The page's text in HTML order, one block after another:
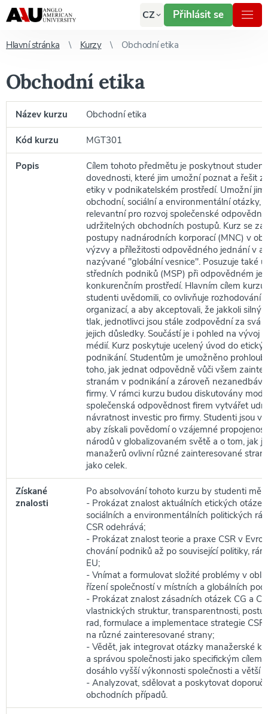
CZ Přihlásit se
Hlavní stránka Kurzy Obchodní etika
Obchodní etika
Název kurzu Obchodní etika
Kód kurzu MGT301
Popis
Cílem tohoto předmětu je poskytnout
dovednosti, které jim umožní poznat a řešit
etiky v podnikatelském prostředí. Umožní
obchodní, sociální a environmentální otázky,
relevantní pro rozvoj společenské
udržitelných obchodních postupů. Kurz se
postupy nadnárodních korporací (MNC) v
výzvy a příležitosti odpovědného jednání v
nazývané "globální vesnice". Posuzuje také
středních podniků (MSP) při odpovědném
konkurenčním prostředí. Hlavním cílem kurzu
studenti uvědomili, co ovlivňuje rozhodování
organizací, a aby akceptovali, že jakkoli silný
tlak, jednotlivci jsou stále zodpovědní za svá
jejich důsledky. Součástí je i pohled na vývoj
médií. Kurz poskytuje ucelený úvod do
podnikání. Studentům je umožněno
toho, jak jednat odpovědně vůči všem
stranám v podnikání a zároveň
firmy. V rámci kurzu budou diskutovány
společenská odpovědnost firem vytvářet
návratnost investic pro firmy. Studenti jsou
aby získali povědomí o vzájemné
národů v globalizovaném světě a o tom, jak
manažerů ovlivní různé zainteresované
jako celek.
Získané
znalosti
Po absolvování tohoto kurzu by studenti
- Prokázat znalost aktuálních etických
sociálních a environmentálních politických
CSR odehrává;
- Prokázat znalost teorie a praxe CSR v
chování podniků až po související politiky,
EU;
- Vnímat a formulovat složité problémy v
řízení společností v místních a globálních
- Prokázat znalost zásadních otázek CG a
vlastnických struktur, transparentnosti,
rad, formulace a implementace strategie
na různé zainteresované strany;
- Vědět, jak integrovat otázky manažerské
a správou společnosti jako specifickým cílem
dosáhlo vyšší výkonnosti společnosti a větší
- Analyzovat, sdělovat a poskytovat
obchodních případů.